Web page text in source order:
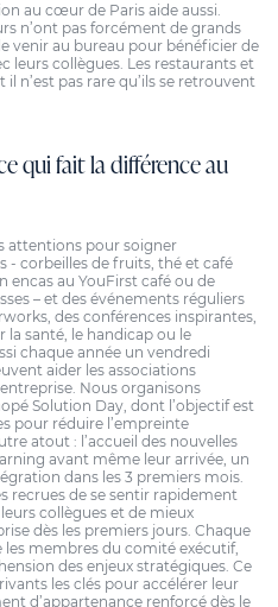
au cœur de Paris aide aussi.
n’ont pas forcément de grands
venir au bureau pour bénéficier de
leurs collègues. Les restaurants et
n’est pas rare qu’ils se retrouvent
qui fait la différence au
attentions pour soigner
- corbeilles de fruits, thé et café
encas au YouFirst café ou de
– et des événements réguliers
des conférences inspirantes,
la santé, le handicap ou le
chaque année un vendredi
aider les associations
Nous organisons
Solution Day, dont l’objectif est
pour réduire l’empreinte
atout : l’accueil des nouvelles
avant même leur arrivée, un
dans les 3 premiers mois.
recrues de se sentir rapidement
collègues et de mieux
dès les premiers jours. Chaque
membres du comité exécutif,
des enjeux stratégiques. Ce
les clés pour accélérer leur
d’appartenance renforcé dès le